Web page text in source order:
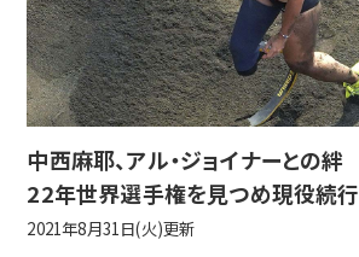
中西麻耶、アル・ジョイナーとの絆
22年世界選手権を見つめ現役続行
2021年8月31日(火)更新